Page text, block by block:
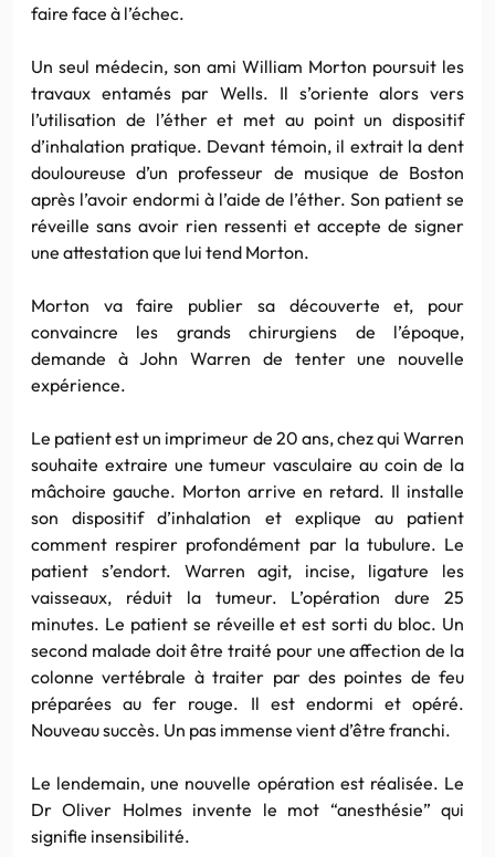
faire face à l’échec.
Un seul médecin, son ami William Morton poursuit les
travaux entamés par Wells. Il s’oriente alors vers
l’utilisation de l’éther et met au point un dispositif
d’inhalation pratique. Devant témoin, il extrait la dent
douloureuse d’un professeur de musique de Boston
après l’avoir endormi à l’aide de l’éther. Son patient se
réveille sans avoir rien ressenti et accepte de signer
une attestation que lui tend Morton.
Morton va faire publier sa découverte et, pour
convaincre les grands chirurgiens de l’époque,
demande à John Warren de tenter une nouvelle
expérience.
Le patient est un imprimeur de 20 ans, chez qui Warren
souhaite extraire une tumeur vasculaire au coin de la
mâchoire gauche. Morton arrive en retard. Il installe
son dispositif d’inhalation et explique au patient
comment respirer profondément par la tubulure. Le
patient s’endort. Warren agit, incise, ligature les
vaisseaux, réduit la tumeur. L’opération dure 25
minutes. Le patient se réveille et est sorti du bloc. Un
second malade doit être traité pour une affection de la
colonne vertébrale à traiter par des pointes de feu
préparées au fer rouge. Il est endormi et opéré.
Nouveau succès. Un pas immense vient d’être franchi.
Le lendemain, une nouvelle opération est réalisée. Le
Dr Oliver Holmes invente le mot “anesthésie” qui
signifie insensibilité.